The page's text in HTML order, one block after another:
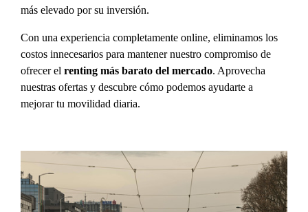
más elevado por su inversión.
Con una experiencia completamente online, eliminamos los
costos innecesarios para mantener nuestro compromiso de
ofrecer el renting más barato del mercado. Aprovecha
nuestras ofertas y descubre cómo podemos ayudarte a
mejorar tu movilidad diaria.